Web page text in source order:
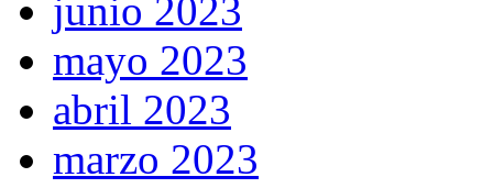
junio 2023
mayo 2023
abril 2023
marzo 2023